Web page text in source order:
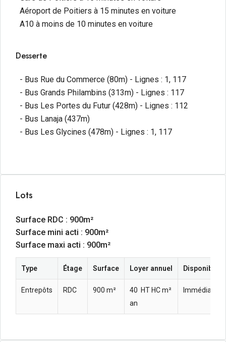
Aéroport de Poitiers à 15 minutes en voiture
A10 à moins de 10 minutes en voiture
Desserte
- Bus Rue du Commerce (80m) - Lignes : 1, 117
- Bus Grands Philambins (313m) - Lignes : 117
- Bus Les Portes du Futur (428m) - Lignes : 112
- Bus Lanaja (437m)
- Bus Les Glycines (478m) - Lignes : 1, 117
Lots
Surface RDC : 900m²
Surface mini acti : 900m²
Surface maxi acti : 900m²
Type Étage Surface Loyer annuel Disponibilité
Entrepôts RDC 900 m²
40  HT HC m²
an
Immédiate